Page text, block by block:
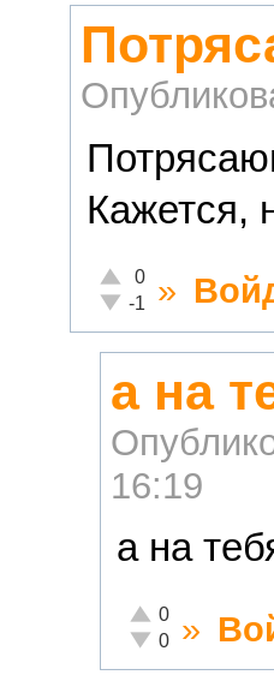
Кажется,
Отлично!
0
Неадекватно!
-1 »
а на
16:19
а на
Отлично!
0
Неадекватно!
0 »